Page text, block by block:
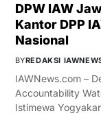
DPW IAW
Kantor DPP
Nasional
BYREDAKSI
IAWNews.com –
Accountability
Istimewa